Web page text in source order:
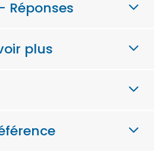
Réponses
plus